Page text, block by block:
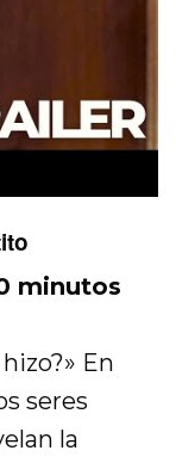
minutos
En
seres
la